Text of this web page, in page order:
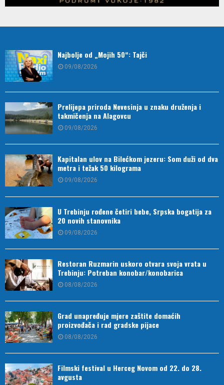
Najbolje od „Mojih 50“: Tajči
09/08/2026
Prelijepa priroda Nevesinja u znaku druženja i
takmičenja na Alagovcu
09/08/2026
Kapitalan ulov na Bilećkom jezeru: Som duži od dva
metra i težak 50 kilograma
09/08/2026
U Trebinju rođene četiri bebe, Srpska bogatija za
20 novih stanovnika
09/08/2026
Restoran Ruzmarin uskoro otvara svoja vrata u
Trebinju: Potreban konobar/konobarica
08/08/2026
Grad unapređuje mjere zaštite domaćih
proizvođača i rad gradske pijace
08/08/2026
Filmski festival u Herceg Novom od 22. do 28.
avgusta